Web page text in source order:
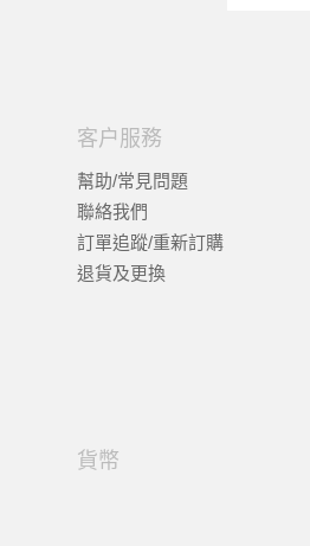
客户服務
幫助/常見問題
聯絡我們
訂單追蹤/重新訂購
退貨及更換
貨幣